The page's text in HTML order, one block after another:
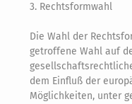
3. Rechtsformwahl
Die Wahl der
getroffene Wahl auf
dem Einfluß der
Möglichkeiten, unter